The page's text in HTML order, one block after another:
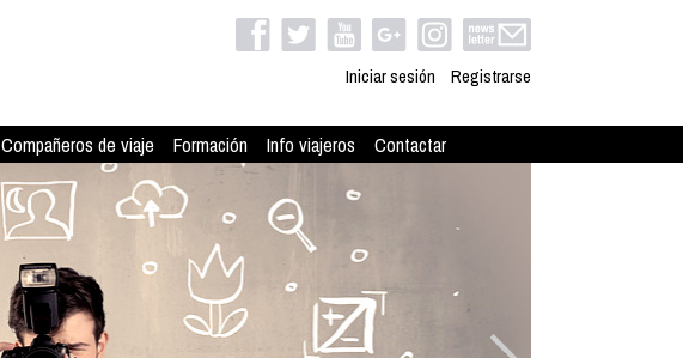
Iniciar sesión Registrarse
Compañeros de viaje Formación Info viajeros Contactar